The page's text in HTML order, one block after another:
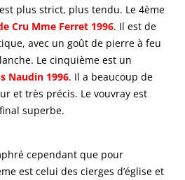
plus strict, plus tendu. Le 4ème
Cru Mme Ferret 1996. Il est de
avec un goût de pierre à feu
Le cinquième est un
Naudin 1996. Il a beaucoup de
et très précis. Le vouvray est
superbe.
cependant que pour
est celui des cierges d’église et